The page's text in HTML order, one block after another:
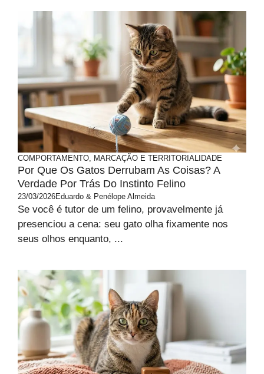
COMPORTAMENTO, MARCAÇÃO E TERRITORIALIDADE
Por Que Os Gatos Derrubam As Coisas? A
Verdade Por Trás Do Instinto Felino
23/03/2026Eduardo & Penélope Almeida
Se você é tutor de um felino, provavelmente já
presenciou a cena: seu gato olha fixamente nos
seus olhos enquanto, ...